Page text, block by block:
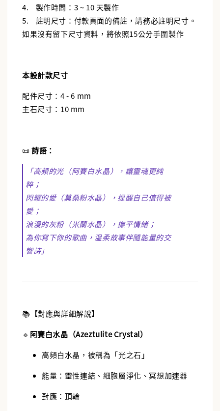
4. 製作時間：3 ~ 10 天製作
5. 註明尺寸：付款頁面的備註，請務必註明尺寸。
如果沒有留下尺寸資料，將依照15公分手圍製作
本設計款尺寸
配件尺寸：4 - 6 mm
主石尺寸：10 mm
📜詩語：
「高頻的光（阿賽白水晶），讓靈魂更純
粹；
閃耀的愛（莫桑粉水晶），提醒自己值得被
愛；
浪漫的灰粉（米蘭水晶），撫平情緒；
為你寫下你的歌曲，溫柔故事伴隨能量的交
響詩」
📚【對應與詳細解說】
🔹 阿賽白水晶（Azeztulite Crystal）
高頻白水晶，被稱為「光之石」
能量：靈性連結、細胞層淨化、冥想加速器
對應：頂輪